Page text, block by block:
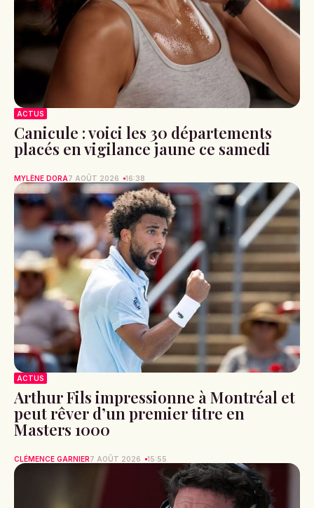
ACTUS
Canicule : voici les 30 départements
placés en vigilance jaune ce samedi
MYLÈNE DORA7 AOÛT 2026 16:38
ACTUS
Arthur Fils impressionne à Montréal et
peut rêver d’un premier titre en
Masters 1000
CLÉMENCE GARNIER7 AOÛT 2026 15:55